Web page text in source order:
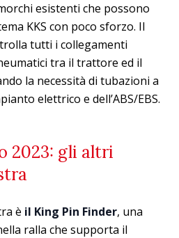
esistenti che possono
KKS con poco sforzo. Il
tutti i collegamenti
tra il trattore ed il
la necessità di tubazioni a
elettrico e dell’ABS/EBS.
2023: gli altri
è il King Pin Finder, una
ralla che supporta il